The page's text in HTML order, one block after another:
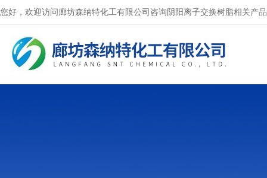
您好，欢迎访问廊坊森纳特化工有限公司咨询阴阳离子交换树脂相关产